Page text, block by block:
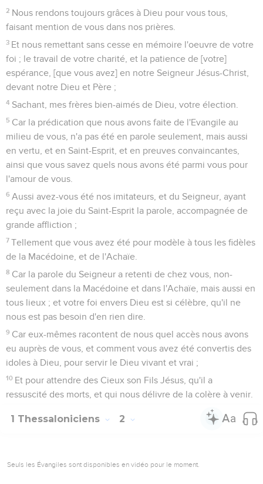
2 Nous rendons toujours grâces à Dieu pour vous tous,
faisant mention de vous dans nos prières.
3 Et nous remettant sans cesse en mémoire l'oeuvre de votre
foi ; le travail de votre charité, et la patience de [votre]
espérance, [que vous avez] en notre Seigneur Jésus-Christ,
devant notre Dieu et Père ;
4 Sachant, mes frères bien-aimés de Dieu, votre élection.
5 Car la prédication que nous avons faite de l'Evangile au
milieu de vous, n'a pas été en parole seulement, mais aussi
en vertu, et en Saint-Esprit, et en preuves convaincantes,
ainsi que vous savez quels nous avons été parmi vous pour
l'amour de vous.
6 Aussi avez-vous été nos imitateurs, et du Seigneur, ayant
reçu avec la joie du Saint-Esprit la parole, accompagnée de
grande affliction ;
7 Tellement que vous avez été pour modèle à tous les fidèles
de la Macédoine, et de l'Achaïe.
8 Car la parole du Seigneur a retenti de chez vous, non-
seulement dans la Macédoine et dans l'Achaïe, mais aussi en
tous lieux ; et votre foi envers Dieu est si célèbre, qu'il ne
nous est pas besoin d'en rien dire.
9 Car eux-mêmes racontent de nous quel accès nous avons
eu auprès de vous, et comment vous avez été convertis des
idoles à Dieu, pour servir le Dieu vivant et vrai ;
10 Et pour attendre des Cieux son Fils Jésus, qu'il a
ressuscité des morts, et qui nous délivre de la colère à venir.
1 Thessaloniciens 2
Seuls les Évangiles sont disponibles en vidéo pour le moment.